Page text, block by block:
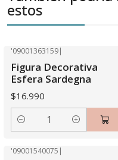
estos
'09001363159|
Figura Decorativa
Esfera Sardegna
$16.990
Cantidad
'09001540075 |